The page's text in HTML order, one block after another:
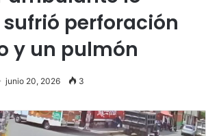
perforación
y un pulmón
junio 20, 2026 3